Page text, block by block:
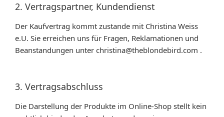
2. Vertragspartner, Kundendienst
Der Kaufvertrag kommt zustande mit Christina Weiss
e.U. Sie erreichen uns für Fragen, Reklamationen und
Beanstandungen unter christina@theblondebird.com .
3. Vertragsabschluss
Die Darstellung der Produkte im Online-Shop stellt kein